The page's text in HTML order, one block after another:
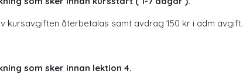
kursavgiften återbetalas samt avdrag 150 kr i adm avgift.
som sker innan lektion 4.